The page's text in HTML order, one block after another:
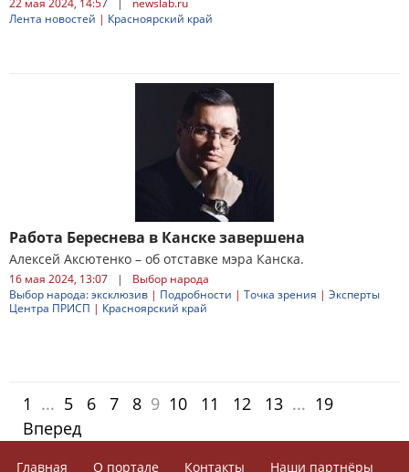
22 мая 2024, 14:57 |
newslab.ru
Лента новостей | Красноярский край
Работа Береснева в Канске завершена
Алексей Аксютенко – об отставке мэра Канска.
16 мая 2024, 13:07 |
Выбор народа
Выбор народа: эксклюзив | Подробности | Точка зрения | Эксперты
Центра ПРИСП | Красноярский край
1 ... 5 6 7 8 9 10 11 12 13 ... 19
Вперед
Главная О портале Контакты Наши партнёры